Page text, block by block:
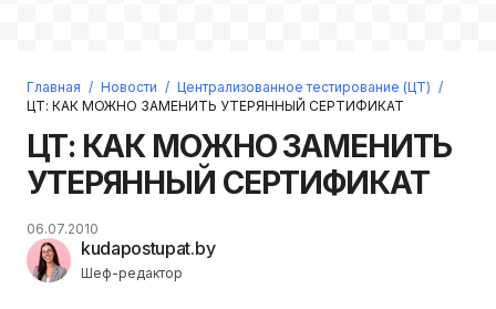
Войти
Регистрация
Прислать пароль
Главная / Новости / Централизованное тестирование (ЦТ) /
ЦТ: КАК МОЖНО ЗАМЕНИТЬ УТЕРЯННЫЙ СЕРТИФИКАТ
ЦТ: КАК МОЖНО ЗАМЕНИТЬ
УТЕРЯННЫЙ СЕРТИФИКАТ
kudapostupat.by
Шеф-редактор
06.07.2010